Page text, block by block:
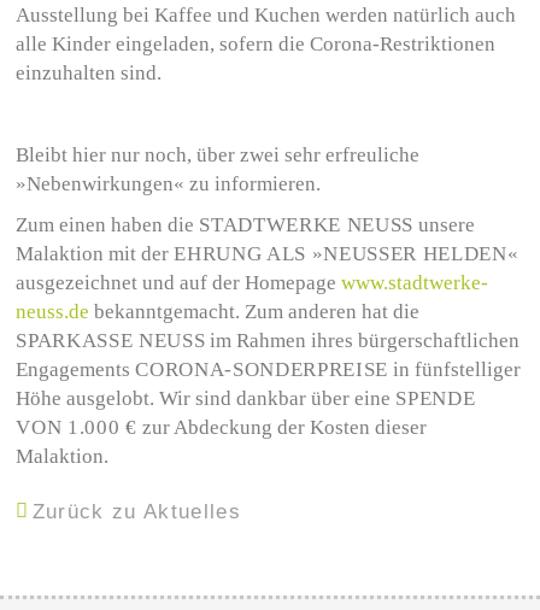
Ausstellung bei Kaffee und Kuchen werden natürlich auch
alle Kinder eingeladen, sofern die Corona-Restriktionen
einzuhalten sind.
Bleibt hier nur noch, über zwei sehr erfreuliche
»Nebenwirkungen« zu informieren.
Zum einen haben die STADTWERKE NEUSS unsere
Malaktion mit derEHRUNG ALS »NEUSSER HELDEN«
ausgezeichnet und auf der Homepagewww.stadtwerke-
neuss.de bekanntgemacht. Zum anderen hat die
SPARKASSE NEUSS im Rahmen ihres bürgerschaftlichen
EngagementsCORONA-SONDERPREISE in fünfstelliger
Höhe ausgelobt. Wir sind dankbar über eine SPENDE
VON 1.000 € zur Abdeckung der Kosten dieser
Malaktion.
Zurück zu Aktuelles